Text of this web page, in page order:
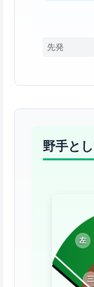
先発
野手と
三
左